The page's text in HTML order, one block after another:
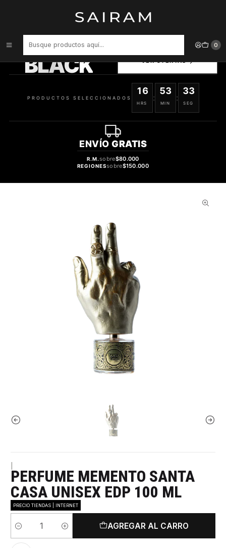
0
PERFUME MEMENTO SANTA CASA UNISEX EDP 100 ML
BLACK
SELECCIONADOS
PRODUCTOS SELECCIONADOS
16
HRS
:
53
MIN
:
32
SEG
ENVÍO GRATIS
R.M.sobre$80.000
REGIONESsobre$150.000
PERFUME MEMENTO SANTA
CASA UNISEX EDP 100 ML
PRECIO TIENDAS | INTERNET
Cantidad
AGREGAR AL CARRO